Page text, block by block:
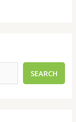
SEARCH